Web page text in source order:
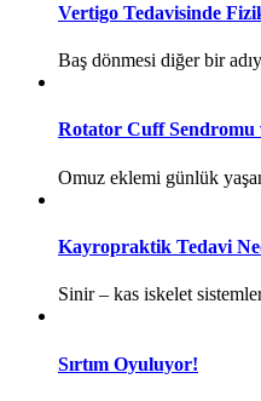
Vertigo Tedavisinde
Baş dönmesi diğer bir
Rotator Cuff Sendromu
Omuz eklemi günlük
Kayropraktik Tedavi
Sinir – kas iskelet
Sırtım Oyuluyor!